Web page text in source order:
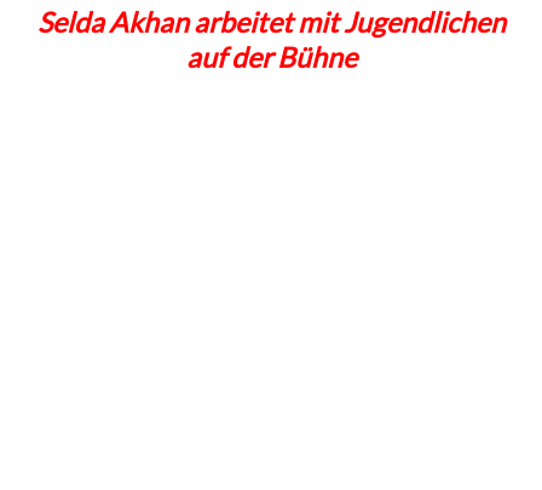
Selda Akhan arbeitet mit Jugendlichen
auf der Bühne